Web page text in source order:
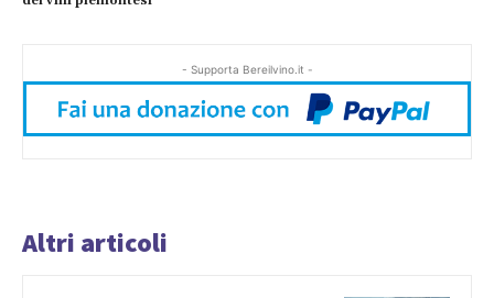
- Supporta Bereilvino.it -
Altri articoli